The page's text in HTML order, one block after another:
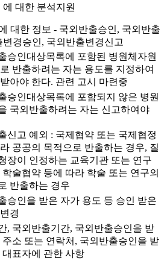
대한 분석지원
대한 정보 - 국외반출승인, 국외반출
변경승인, 국외반출변경신고
승인대상목록에 포함된 병원체자원
반출하려는 자는 용도를 지정하여
아야 한다. 관련 고시 마련중
승인대상목록에 포함되지 않은 병원
국외반출하려는 자는 신고하여야
신고 예외 : 국제협약 또는 국제협정
공공의 목적으로 반출하는 경우, 질
장이 인정하는 교육기관 또는 연구
학술협약 등에 따라 학술 또는 연구의
반출하는 경우
승인을 받은 자가 용도 등 승인 받은
경
, 국외반출기간, 국외반출승인을 받
주소 또는 연락처, 국외반출승인을 받
대표자에 관한 사항